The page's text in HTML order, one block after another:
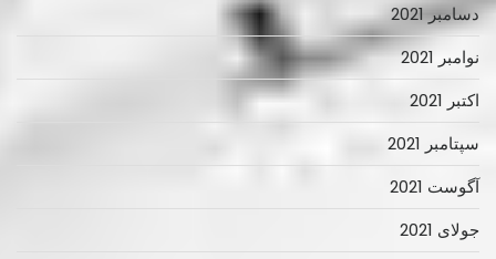
دسامبر 2021
نوامبر 2021
اکتبر 2021
سپتامبر 2021
آگوست 2021
جولای 2021